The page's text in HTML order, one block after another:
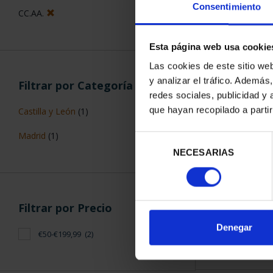
Consentimiento
Esta página web usa
Las cookies de este sitio
y analizar el tráfico.
redes sociales, publicidad y
que hayan recopilado a
consentimiento
NECESARIAS
Denegar
CC.AA.
Filtrar por Categoría
Castilla y León (1)
Madrid (1)
Filtrar por Precio
€50-€199,99 (2)
CIUDADES
ALCALÁ
ORDENAR POR: